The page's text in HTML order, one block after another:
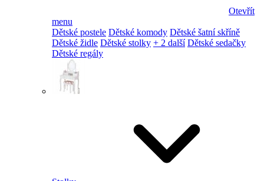
Otevřít
menu
Dětské postele Dětské komody Dětské šatní skříně
Dětské židle Dětské stolky + 2 další Dětské sedačky
Dětské regály